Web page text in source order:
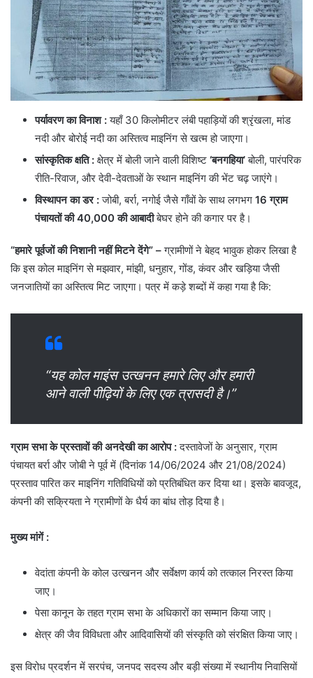
पर्यावरण का विनाश :यहाँ 30 किलोमीटर लंबी पहाड़ियों की श्रृंखला, मांड
नदी और बोरोई नदी का अस्तित्व माइनिंग से खत्म हो जाएगा।
सांस्कृतिक क्षति : क्षेत्र में बोली जाने वाली विशिष्ट ‘बनगहिया’बोली, पारंपरिक
रीति-रिवाज, और देवी-देवताओं के स्थान माइनिंग की भेंट चढ़ जाएंगे।
विस्थापन का डर :जोबी, बर्रा, नगोई जैसे गाँवों के साथ लगभग 16 ग्राम
पंचायतों की 40,000 की आबादीबेघर होने की कगार पर है।
“हमारे पूर्वजों की निशानी नहीं मिटने देंगे” –ग्रामीणों ने बेहद भावुक होकर लिखा है
कि इस कोल माइनिंग से मझवार, मांझी, धनुहार, गोंड, कंवर और खड़िया जैसी
जनजातियों का अस्तित्व मिट जाएगा। पत्र में कड़े शब्दों में कहा गया है कि:
“यह कोल माइंस उत्खनन हमारे लिए और हमारी
आने वाली पीढ़ियों के लिए एक त्रासदी है।”
ग्राम सभा के प्रस्तावों की अनदेखी का आरोप :दस्तावेजों के अनुसार, ग्राम
पंचायत बर्रा और जोबी ने पूर्व में (दिनांक 14/06/2024 और 21/08/2024)
प्रस्ताव पारित कर माइनिंग गतिविधियों को प्रतिबंधित कर दिया था। इसके बावजूद,
कंपनी की सक्रियता ने ग्रामीणों के धैर्य का बांध तोड़ दिया है।
मुख्य मांगें :
​वेदांता कंपनी के कोल उत्खनन और सर्वेक्षण कार्य को तत्काल निरस्त किया
जाए।
​पेसा कानून के तहत ग्राम सभा के अधिकारों का सम्मान किया जाए।
​क्षेत्र की जैव विविधता और आदिवासियों की संस्कृति को संरक्षित किया जाए।
​इस विरोध प्रदर्शन में सरपंच, जनपद सदस्य और बड़ी संख्या में स्थानीय निवासियों